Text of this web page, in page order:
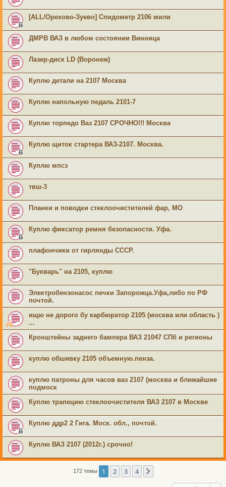
[ALL/Орехово-Зуево] Спидометр 2106 мили
ДМРВ ВАЗ в любом состоянии Винница
Лазер-диск LD (Воронеж)
Куплю детали на 2107 Москва
Куплю напольную педаль 2101-7
Куплю торпедо Ваз 2107 СРОЧНО!!! Москва
Куплю щиток стартера ВАЗ-2107. Москва.
Куплю мпсз
твш-3
Планки и поводки стеклоочистителей фар, МО
Куплю фиксатор ремня безопасности. Уфа.
плафончики от гирлянды СССР.
"Букварь" на 2105, куплю
Электробензонасос печки Запорожца.Уфа,либо по РФ
почтой.
ищю не дорого бу карбюратор 2105 (москва или область )
...
Кронштейны заднего бампера ВАЗ 21047 СПб и регионы
куплю обшивку 2105 объемную.пенза.
куплю патроны для часов ваз 2107 (москва и ближайшие
подмоск
Куплю трапецию стеклоочистителя ВАЗ 2107 в Москве
Куплю ддр2 2 Гига. Моск. обл., почтой.
Куплю ВАЗ 2107 (2012г.) срочно!
172 темы 1 2 3 4